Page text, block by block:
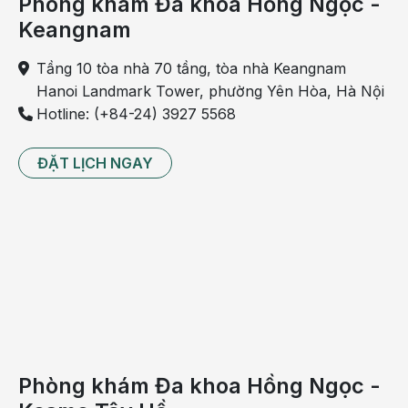
thuốc lithium thường dùng điều trị rối loạn hưng - trầm
cảm, thuốc methotrexate thường dùng điều trị ung thư và
Keangnam
Tầng 10 tòa nhà 70 tầng, tòa nhà Keangnam
Hanoi Landmark Tower, phường Yên Hòa, Hà Nội
Hotline: (+84-24) 3927 5568
ĐẶT LỊCH NGAY
Phòng khám Đa khoa Hồng Ngọc -